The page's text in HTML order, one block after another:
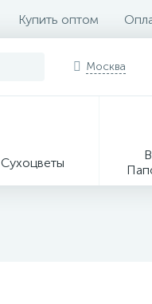
Купить оптом
Москва
Сухоцветы